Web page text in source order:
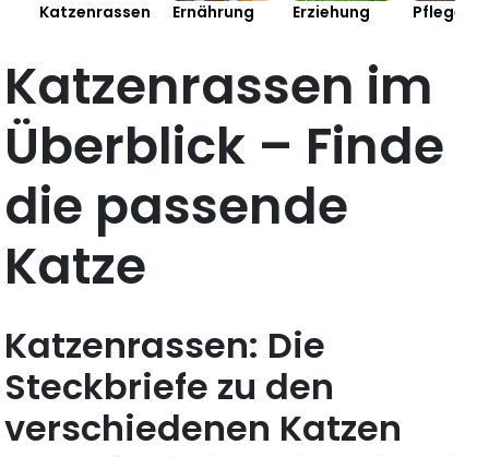
Katzenrassen Ernährung Erziehung Pflege
Katzenrassen im
Überblick – Finde
die passende
Katze
Katzenrassen: Die
Steckbriefe zu den
verschiedenen Katzen